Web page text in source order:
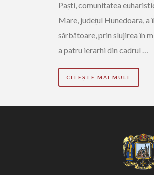
Paști, comunitatea
Mare, județul Hunedoara, a
sărbătoare, prin slujirea în
a patru ierarhi din cadrul …
CITEȘTE MAI MULT